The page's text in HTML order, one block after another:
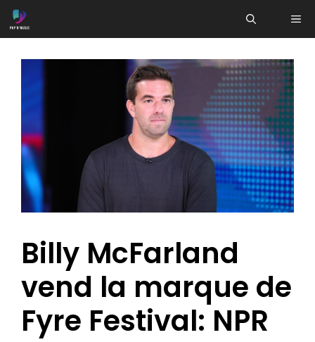
Aller
au
Billy McFarland
vend la marque de
Fyre Festival: NPR